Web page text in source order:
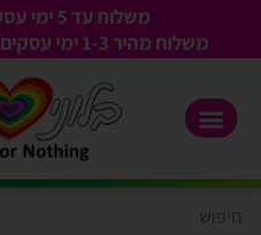
משלוח עד 5 ימי עסקים לרוב חלקי הארץ!
משלוח מהיר 1-3
ימי עסקים